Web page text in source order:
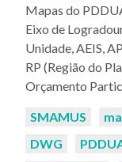
Mapas do
Eixo de
Unidade, AEIS,
RP (Região do
Orçamento
Palavras-
SMAMUS
DWG